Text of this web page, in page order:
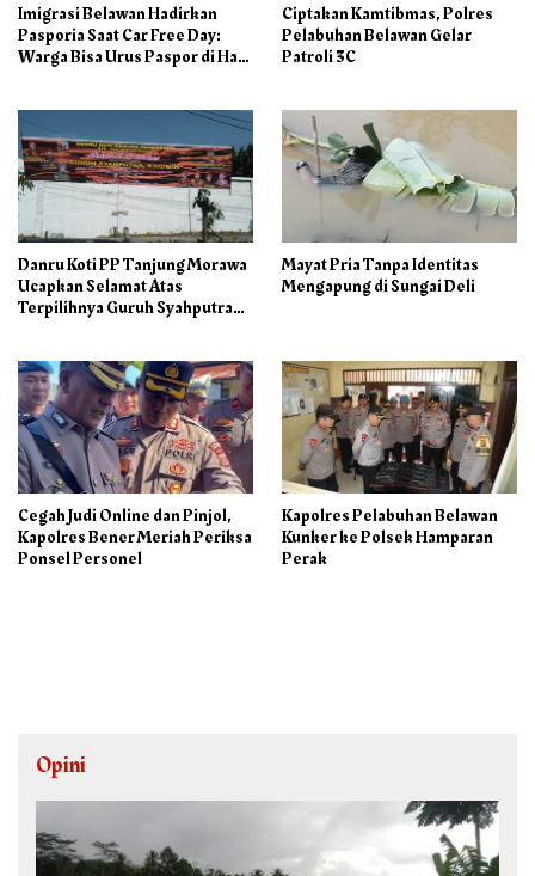
Imigrasi Belawan Hadirkan
Pasporia Saat Car Free Day:
Warga Bisa Urus Paspor di Hari
Ciptakan Kamtibmas, Polres
Pelabuhan Belawan Gelar
Patroli 3C
Danru Koti PP Tanjung Morawa
Ucapkan Selamat Atas
Terpilihnya Guruh Syahputra
Mayat Pria Tanpa Identitas
Mengapung di Sungai Deli
Cegah Judi Online dan Pinjol,
Kapolres Bener Meriah Periksa
Ponsel Personel
Kapolres Pelabuhan Belawan
Kunker ke Polsek Hamparan
Perak
Opini